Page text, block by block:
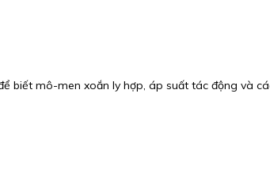
biết mô-men xoắn ly hợp, áp suất tác động và